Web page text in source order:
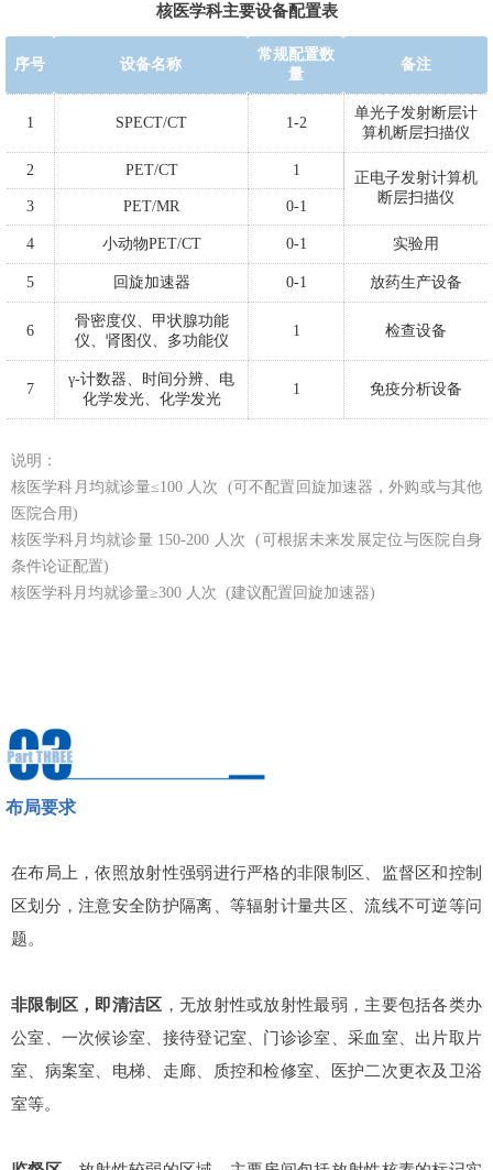
核医学科主要设备配置表
序号 设备名称
常规配置数
量
备注
1 SPECT/CT 1-2
单光子发射断层计
算机断层扫描仪
2 PET/CT 1
正电子发射计算机
断层扫描仪
3 PET/MR 0-1
4 小动物PET/CT 0-1 实验用
5 回旋加速器 0-1 放药生产设备
6
骨密度仪、甲状腺功能
仪、肾图仪、多功能仪
1 检查设备
7
γ-计数器、时间分辨、电
化学发光、化学发光
1 免疫分析设备
说明：
核医学科月均就诊量≤100 人次 (可不配置回旋加速器，外购或与其他
医院合用)
核医学科月均就诊量 150-200 人次 (可根据未来发展定位与医院自身
条件论证配置)
核医学科月均就诊量≥300 人次 (建议配置回旋加速器)
布局要求
在布局上，依照放射性强弱进行严格的非限制区、监督区和控制
区划分，注意安全防护隔离、等辐射计量共区、流线不可逆等问
题。
非限制区，即清洁区 ，无放射性或放射性最弱，主要包括各类办
公室、一次候诊室、接待登记室、门诊诊室、采血室、出片取片
室、病案室、电梯、走廊、质控和检修室、医护二次更衣及卫浴
室等。